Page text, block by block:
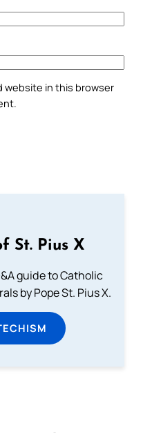
website in this browser
St. Pius X
guide to Catholic
by Pope St. Pius X.